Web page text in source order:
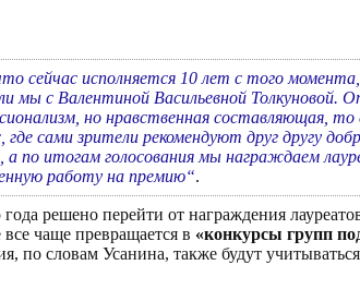
сейчас исполняется 10 лет с того
с Валентиной Васильевной Толкуновой.
но нравственная составляющая,
сами зрители рекомендуют друг другу
а по итогам голосования мы награждаем
работу на премию“.
решено перейти от награждения
чаще превращается в «конкурсы групп
по словам Усанина, также будут